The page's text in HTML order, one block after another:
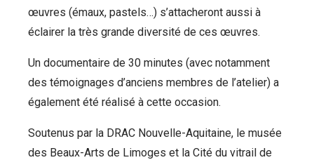
œuvres (émaux, pastels…) s’attacheront aussi à
éclairer la très grande diversité de ces œuvres.
Un documentaire de 30 minutes (avec notamment
des témoignages d’anciens membres de l’atelier) a
également été réalisé à cette occasion.
Soutenus par la DRAC Nouvelle-Aquitaine, le musée
des Beaux-Arts de Limoges et la Cité du vitrail de